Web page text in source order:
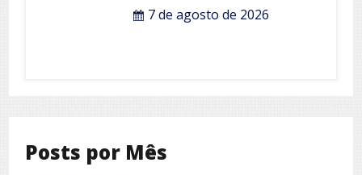
7 de agosto de 2026
Posts por Mês